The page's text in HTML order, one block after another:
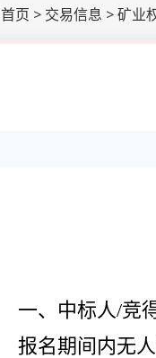
首页 > 交易信息 >矿业
一、中标人/竞
报名期间内无人